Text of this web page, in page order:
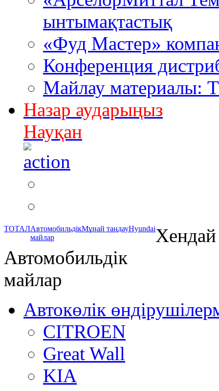
ынтымақтастық
«Фуд Мастер»
Конференция
Майлау материалы:
Назар аударыңыз
Науқан
ТОТАЛАвтомобильдік
майлар
Mұнай таңдауHyundai
Автомобильдік
майлар
Автокөлік
CITROEN
Great Wall
KIA